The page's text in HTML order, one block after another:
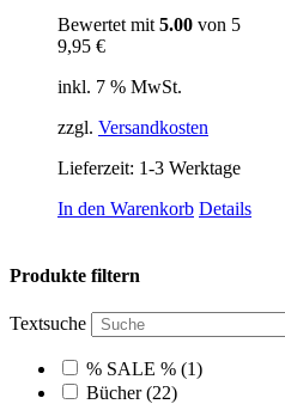
auf.
gewählt
Bewertet mit 5.00 von 5
9,95 €
inkl. 7 % MwSt.
zzgl. Versandkosten
Lieferzeit: 1-3 Werktage
In den Warenkorb Details
Produkte filtern
Textsuche
% SALE % (1)
Bücher(22)